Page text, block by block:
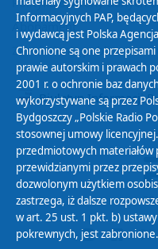
Abonament
Zamówienia publiczne
Biuletyn Informacji
Informacyjnych PAP,
i wydawcą jest Polska
Chronione są one
prawie autorskim i prawach
2001 r. o ochronie baz
wykorzystywane są przez
Bydgoszczy „Polskie Radio
stosownej umowy
przedmiotowych
przewidzianymi przez
dozwolonym użytkiem
zastrzega, iż dalsze
w art. 25 ust. 1 pkt. b)
pokrewnych, jest zabronione.